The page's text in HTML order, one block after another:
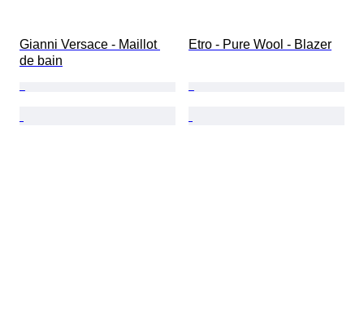
Gianni Versace - Maillot
de bain
Etro - Pure Wool - Blazer